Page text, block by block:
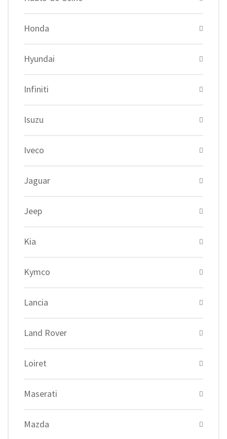
Honda
Hyundai
Infiniti
Isuzu
Iveco
Jaguar
Jeep
Kia
Kymco
Lancia
Land Rover
Loiret
Maserati
Mazda